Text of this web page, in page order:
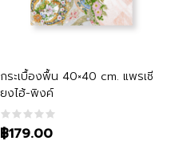
กระเบื้องพื้น 40×40 cm. แพรเซี
ยงไฮ้-พิงค์
฿179.00
หยิบใส่ตะกร้า